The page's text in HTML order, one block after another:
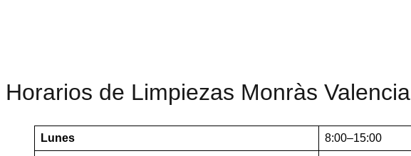
Horarios de Limpiezas Monràs Valencia
Lunes 8:00–15:00